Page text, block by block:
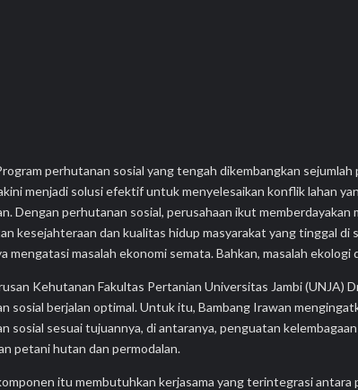
perhutanan sosial yang tengah dikembangkan
menjadi solusi efektif untuk menyelesaikan konflik lahan
Dengan perhutanan sosial, perusahaan ikut memberdayakan
kesejahteraan dan kualitas hidup masyarakat yang tinggal
mengatasi masalah ekonomi semata. Bahkan, masalah ekologi
Kehutanan Fakultas Pertanian Universitas Jambi (UNJA)
sosial berjalan optimal. Untuk itu, Bambang Irawan
sosial sesuai tujuannya, di antaranya, penguatan
petani hutan dan permodalan.
itu membutuhkan kerjasama yang terintegrasi antara